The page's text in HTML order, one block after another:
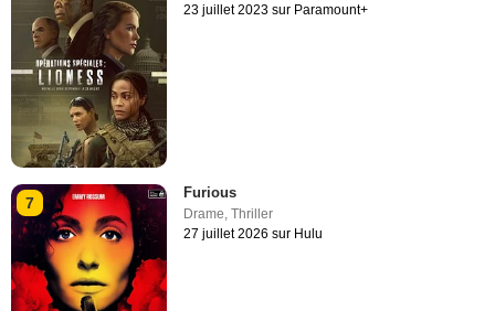
23 juillet 2023 sur Paramount+
7
Furious
Drame,Thriller
27 juillet 2026 sur Hulu